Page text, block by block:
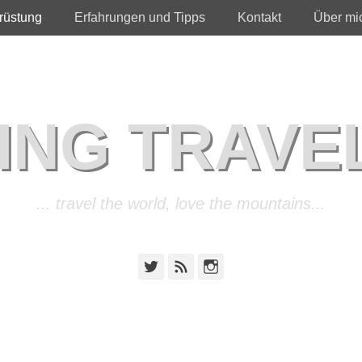
Erfahrungen und Tipps Kontakt Über
... travel the world, love the mountains...
TwitterFeed